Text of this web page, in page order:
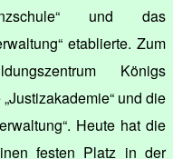
und das
etablierte. Zum
Königs
und die
Heute hat die
festen Platz in der